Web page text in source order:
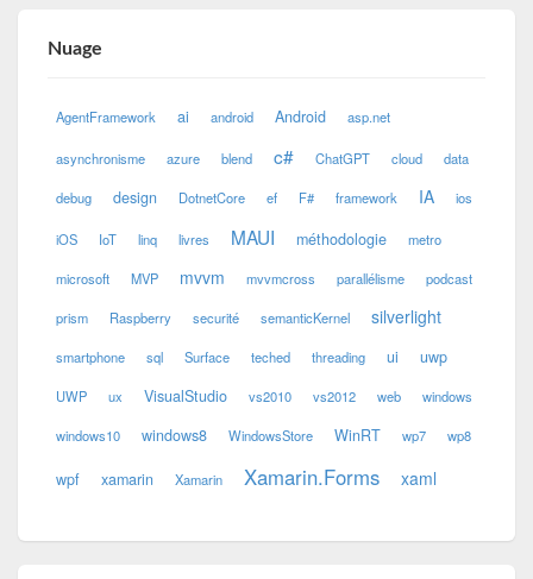
Nuage
AgentFramework ai android Android asp.net
asynchronisme azure blend c# ChatGPT cloud data
debug design DotnetCore ef F# framework IA ios
iOS IoT linq livres MAUI méthodologie metro
microsoft MVP mvvm mvvmcross parallélisme podcast
prism Raspberry securité semanticKernel silverlight
smartphone sql Surface teched threading ui uwp
UWP ux VisualStudio vs2010 vs2012 web windows
windows10 windows8 WindowsStore WinRT wp7 wp8
wpf xamarin Xamarin Xamarin.Forms xaml